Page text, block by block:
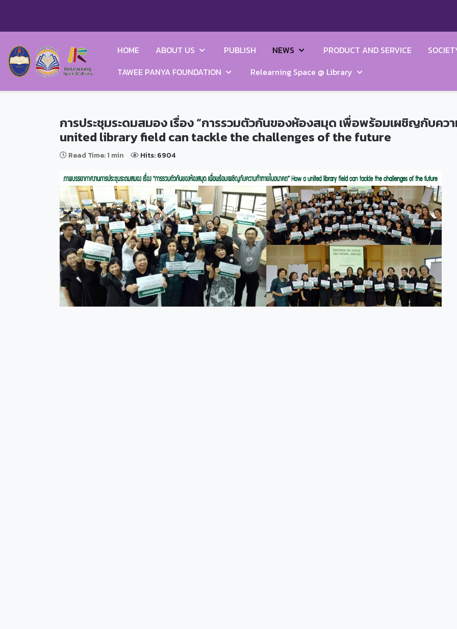
HOME ABOUT US PUBLISH NEWS PRODUCT AND SERVICE
TAWEE PANYA FOUNDATION
Relearning Space @ Library
การประชุมระดมสมอง เรื่อง “การรวมตัวกันของห้องสมุด เพื่อพร้อมเผชิญกับคว
united library field can tackle the challenges of the future
Read Time: 1 min Hits: 6904